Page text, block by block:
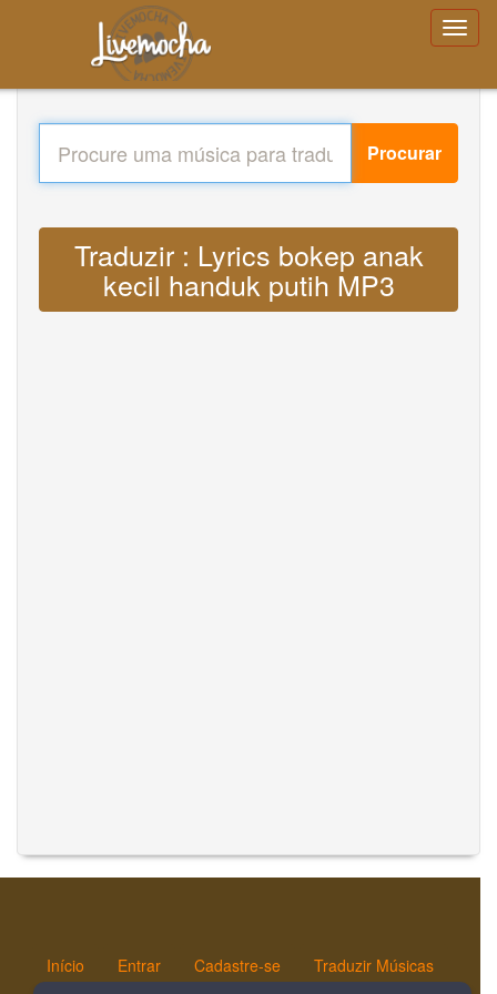
Procurar
Traduzir : Lyrics bokep anak
kecil handuk putih MP3
Início Entrar Cadastre-se Traduzir Músicas